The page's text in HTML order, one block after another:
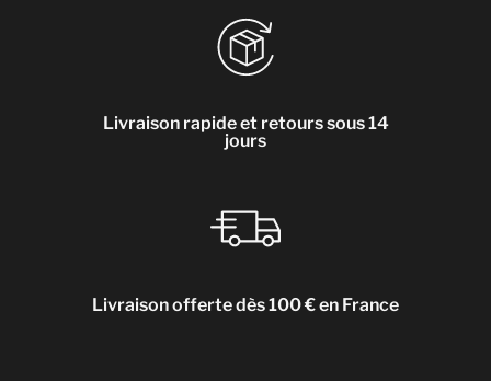
Livraison rapide et retours sous 14
jours
Livraison offerte dès 100 € en France